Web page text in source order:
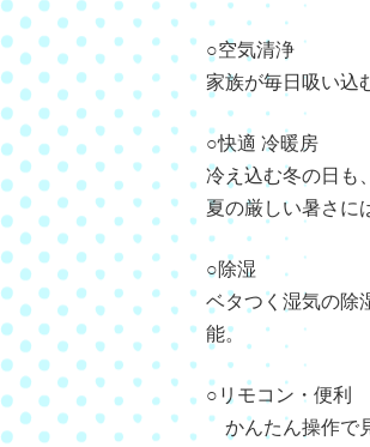
○空気清浄
家族が毎日吸い込
○快適 冷暖房
冷え込む冬の日も
夏の厳しい暑さに
○除湿
ベタつく湿気の除
能。
○リモコン・便利
かんたん操作で